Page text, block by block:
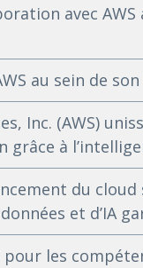
avec
au sein de son
Inc. (AWS)
grâce à
du cloud
et d’IA
les